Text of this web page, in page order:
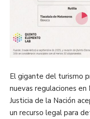
El gigante del turismo
nuevas regulaciones
Justicia de la Nación
un recurso legal para